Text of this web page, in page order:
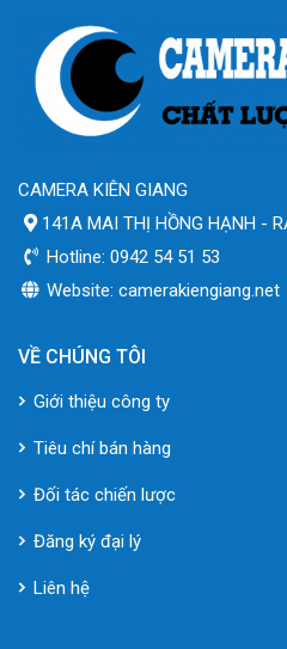
CAMERA KIÊN GIANG
141A MAI THỊ HỒNG HẠNH -
Hotline: 0942 54 51 53
Website: camerakiengiang.net
VỀ CHÚNG TÔI
Giới thiệu công ty
Tiêu chí bán hàng
Đối tác chiến lược
Đăng ký đại lý
Liên hệ